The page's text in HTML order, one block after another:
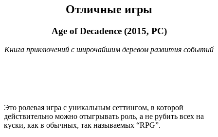
Отличные игры
Age of Decadence (2015, PC)
Книга приключений с широчайшим деревом развития событий
Это ролевая игра с уникальным сеттингом, в которой
действительно можно отыгрывать роль, а не рубить всех на
куски, как в обычных, так называемых “RPG”.